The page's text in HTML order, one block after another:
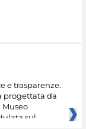
e trasparenze.
progettata da
sul